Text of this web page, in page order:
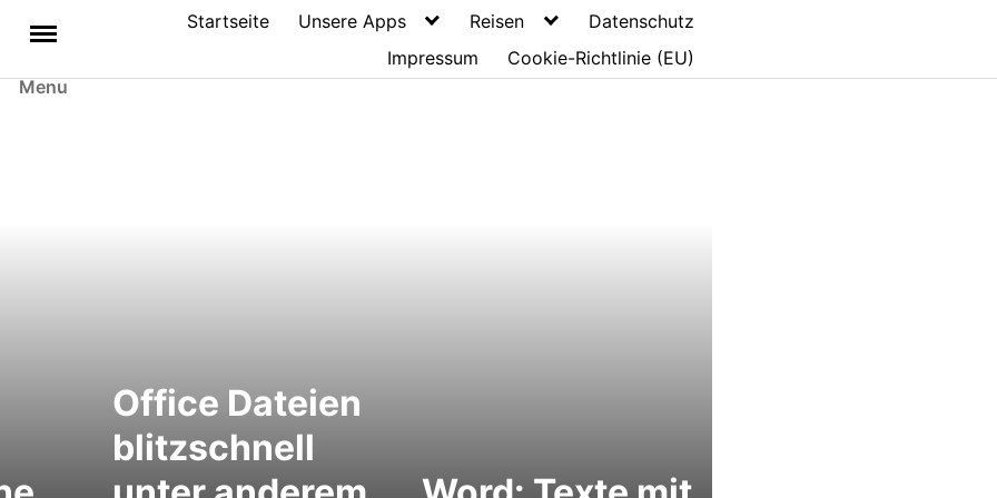
Menu
Startseite Unsere Apps Reisen
Datenschutz
Impressum
Cookie-Richtlinie (EU)
Office Dateien
blitzschnell